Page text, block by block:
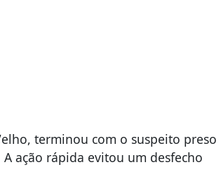
terminou com o suspeito preso
ação rápida evitou um desfecho